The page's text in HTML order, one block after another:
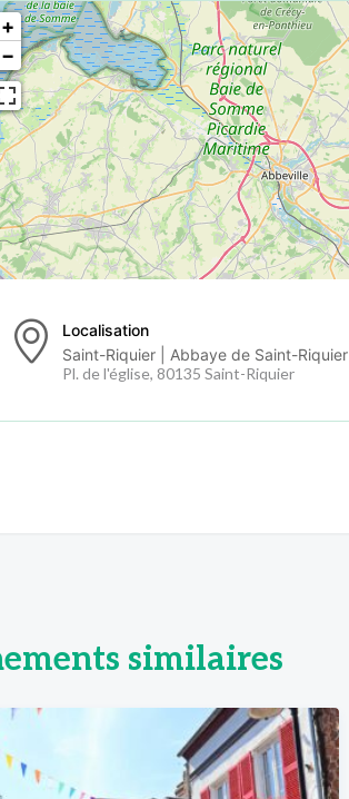
-->
+
−
Localisation
Saint-Riquier | Abbaye de Saint-Riquier
Pl. de l'église, 80135 Saint-Riquier
similaires